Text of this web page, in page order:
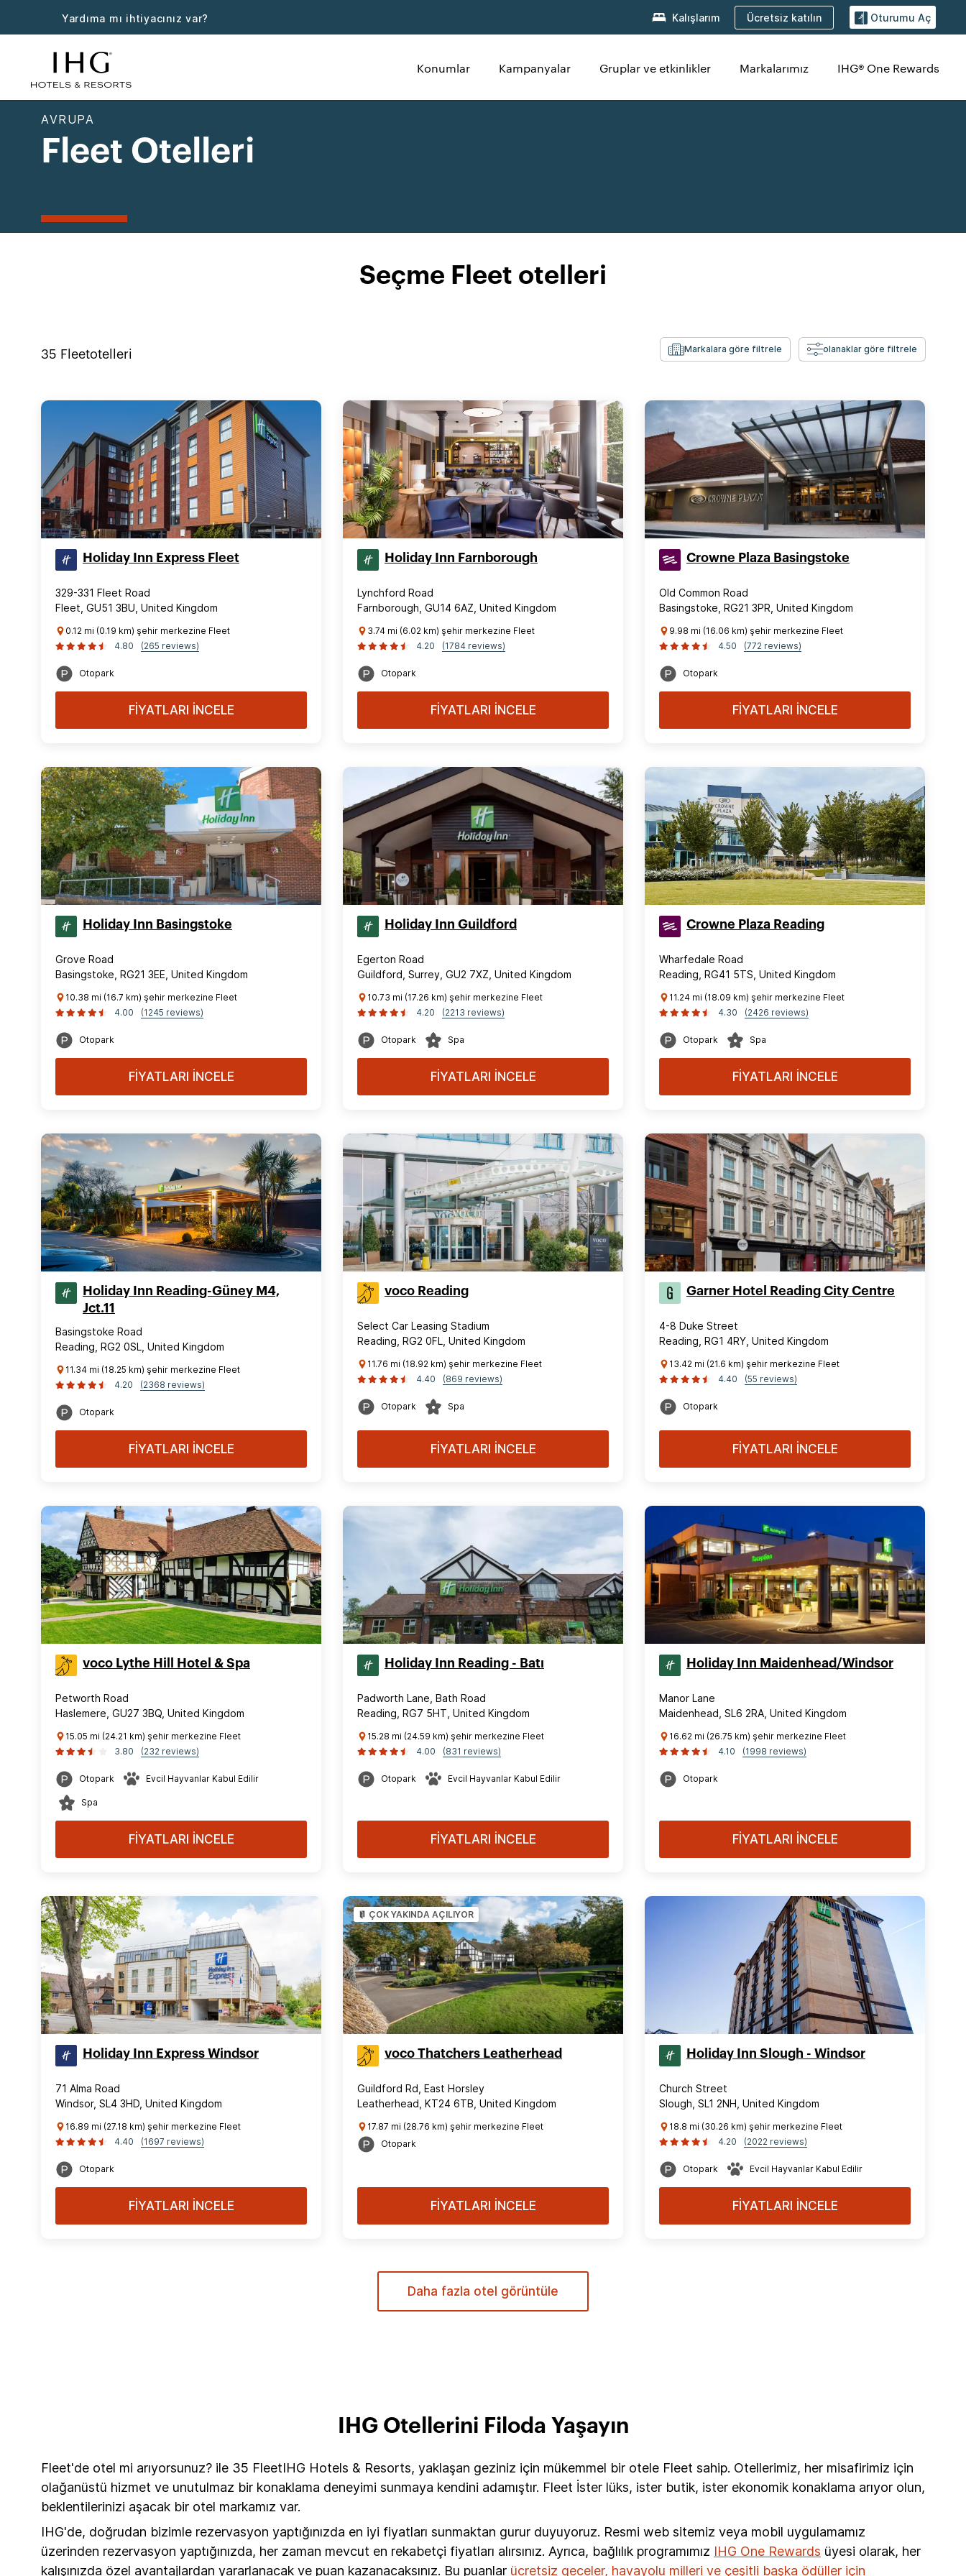
Yardıma mı ihtiyacınız var? Kalışlarım Ücretsiz katılın Oturumu Aç
Konumlar Kampanyalar Gruplar ve etkinlikler Markalarımız IHG® One Rewards
AVRUPA
Fleet Otelleri
Seçme Fleet otelleri
35 Fleetotelleri Markalara göre filtrele olanaklar göre filtrele
Holiday Inn Express Fleet
329-331 Fleet Road
Fleet, GU51 3BU, United Kingdom
0.12 mi (0.19 km) şehir merkezine Fleet
4.80
(265 reviews)
Otopark
FİYATLARI İNCELE
Holiday Inn Farnborough
Lynchford Road
Farnborough, GU14 6AZ, United Kingdom
3.74 mi (6.02 km) şehir merkezine Fleet
4.20
(1784 reviews)
Otopark
FİYATLARI İNCELE
Crowne Plaza Basingstoke
Old Common Road
Basingstoke, RG21 3PR, United Kingdom
9.98 mi (16.06 km) şehir merkezine Fleet
4.50
(772 reviews)
Otopark
FİYATLARI İNCELE
Holiday Inn Basingstoke
Grove Road
Basingstoke, RG21 3EE, United Kingdom
10.38 mi (16.7 km) şehir merkezine Fleet
4.00
(1245 reviews)
Otopark
FİYATLARI İNCELE
Holiday Inn Guildford
Egerton Road
Guildford, Surrey, GU2 7XZ, United Kingdom
10.73 mi (17.26 km) şehir merkezine Fleet
4.20
(2213 reviews)
Otopark Spa
FİYATLARI İNCELE
Crowne Plaza Reading
Wharfedale Road
Reading, RG41 5TS, United Kingdom
11.24 mi (18.09 km) şehir merkezine Fleet
4.30
(2426 reviews)
Otopark Spa
FİYATLARI İNCELE
Holiday Inn Reading-Güney M4,
Jct.11
Basingstoke Road
Reading, RG2 0SL, United Kingdom
11.34 mi (18.25 km) şehir merkezine Fleet
4.20
(2368 reviews)
Otopark
FİYATLARI İNCELE
voco Reading
Select Car Leasing Stadium
Reading, RG2 0FL, United Kingdom
11.76 mi (18.92 km) şehir merkezine Fleet
4.40
(869 reviews)
Otopark Spa
FİYATLARI İNCELE
Garner Hotel Reading City Centre
4-8 Duke Street
Reading, RG1 4RY, United Kingdom
13.42 mi (21.6 km) şehir merkezine Fleet
4.40
(55 reviews)
Otopark
FİYATLARI İNCELE
voco Lythe Hill Hotel & Spa
Petworth Road
Haslemere, GU27 3BQ, United Kingdom
15.05 mi (24.21 km) şehir merkezine Fleet
3.80
(232 reviews)
Otopark Evcil Hayvanlar Kabul Edilir
Spa
FİYATLARI İNCELE
Holiday Inn Reading - Batı
Padworth Lane, Bath Road
Reading, RG7 5HT, United Kingdom
15.28 mi (24.59 km) şehir merkezine Fleet
4.00
(831 reviews)
Otopark Evcil Hayvanlar Kabul Edilir
FİYATLARI İNCELE
Holiday Inn Maidenhead/Windsor
Manor Lane
Maidenhead, SL6 2RA, United Kingdom
16.62 mi (26.75 km) şehir merkezine Fleet
4.10
(1998 reviews)
Otopark
FİYATLARI İNCELE
Holiday Inn Express Windsor
71 Alma Road
Windsor, SL4 3HD, United Kingdom
16.89 mi (27.18 km) şehir merkezine Fleet
4.40
(1697 reviews)
Otopark
FİYATLARI İNCELE
ÇOK YAKINDA AÇILIYOR
voco Thatchers Leatherhead
Guildford Rd, East Horsley
Leatherhead, KT24 6TB, United Kingdom
17.87 mi (28.76 km) şehir merkezine Fleet
Otopark
FİYATLARI İNCELE
Holiday Inn Slough - Windsor
Church Street
Slough, SL1 2NH, United Kingdom
18.8 mi (30.26 km) şehir merkezine Fleet
4.20
(2022 reviews)
Otopark Evcil Hayvanlar Kabul Edilir
FİYATLARI İNCELE
Daha fazla otel görüntüle
IHG Otellerini Filoda Yaşayın
Fleet'de otel mi arıyorsunuz? ile 35 FleetIHG Hotels & Resorts, yaklaşan geziniz için mükemmel bir otele Fleet sahip. Otellerimiz, her misafirimiz için
olağanüstü hizmet ve unutulmaz bir konaklama deneyimi sunmaya kendini adamıştır. Fleet İster lüks, ister butik, ister ekonomik konaklama arıyor olun,
beklentilerinizi aşacak bir otel markamız var.
IHG'de, doğrudan bizimle rezervasyon yaptığınızda en iyi fiyatları sunmaktan gurur duyuyoruz. Resmi web sitemiz veya mobil uygulamamız
üzerinden rezervasyon yaptığınızda, her zaman mevcut en rekabetçi fiyatları alırsınız. Ayrıca, bağlılık programımız IHG One Rewards üyesi olarak, her
kalışınızda özel avantajlardan yararlanacak ve puan kazanacaksınız. Bu puanlar ücretsiz geceler, havayolu milleri ve çeşitli başka ödüller için